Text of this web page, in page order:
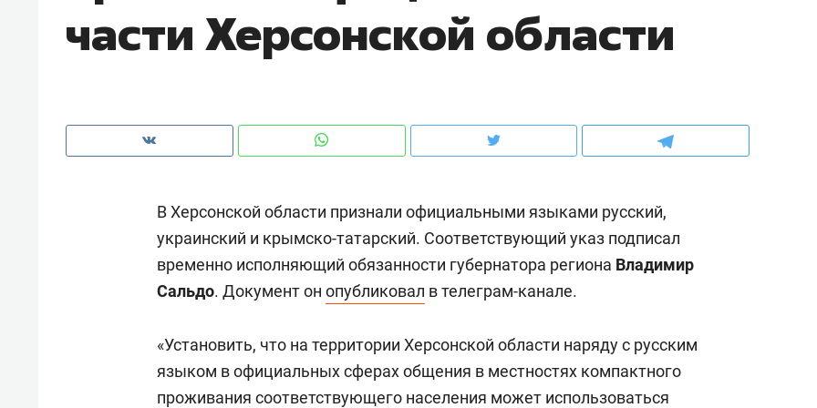
части Херсонской области
В Херсонской области признали официальными языками русский,
украинский и крымско-татарский. Соответствующий указ подписал
временно исполняющий обязанности губернатора региона Владимир
Сальдо. Документ он опубликовал в телеграм-канале.
«Установить, что на территории Херсонской области наряду с русским
языком в официальных сферах общения в местностях компактного
проживания соответствующего населения может использоваться
рынки, почему надо знать аксакалов и
чем интересен Оман?
о трехкратном росте цен, дотошных
клиентах и чудных запросах мастеров
Как ГК «МИР ГРУПП» и ВТБ
создают оазис жилого
комфорта под Казанью
150 камер до квартиры и Face
ID вместо ключа: какой будет
безопасность в ЖК «Нова»
Опыт выживания в
природе, работа
с ментальным и